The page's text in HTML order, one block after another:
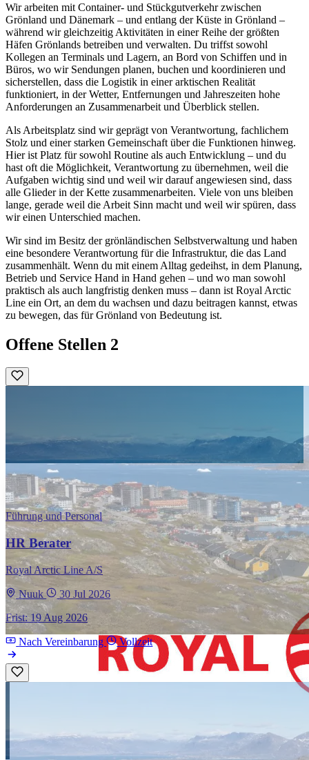
Wir arbeiten mit Container- und Stückgutverkehr zwischen
Grönland und Dänemark – und entlang der Küste in Grönland –
während wir gleichzeitig Aktivitäten in einer Reihe der größten
Häfen Grönlands betreiben und verwalten. Du triffst sowohl
Kollegen an Terminals und Lagern, an Bord von Schiffen und in
Büros, wo wir Sendungen planen, buchen und koordinieren und
sicherstellen, dass die Logistik in einer arktischen Realität
funktioniert, in der Wetter, Entfernungen und Jahreszeiten hohe
Anforderungen an Zusammenarbeit und Überblick stellen.
Als Arbeitsplatz sind wir geprägt von Verantwortung, fachlichem
Stolz und einer starken Gemeinschaft über die Funktionen hinweg.
Hier ist Platz für sowohl Routine als auch Entwicklung – und du
hast oft die Möglichkeit, Verantwortung zu übernehmen, weil die
Aufgaben wichtig sind und weil wir darauf angewiesen sind, dass
alle Glieder in der Kette zusammenarbeiten. Viele von uns bleiben
lange, gerade weil die Arbeit Sinn macht und weil wir spüren, dass
wir einen Unterschied machen.
Wir sind im Besitz der grönländischen Selbstverwaltung und haben
eine besondere Verantwortung für die Infrastruktur, die das Land
zusammenhält. Wenn du mit einem Alltag gedeihst, in dem Planung,
Betrieb und Service Hand in Hand gehen – und wo man sowohl
praktisch als auch langfristig denken muss – dann ist Royal Arctic
Line ein Ort, an dem du wachsen und dazu beitragen kannst, etwas
zu bewegen, das für Grönland von Bedeutung ist.
Offene Stellen 2
Führung und Personal
HR Berater
Royal Arctic Line A/S
Nuuk
30 Jul 2026
Frist: 19 Aug 2026
Nach Vereinbarung Vollzeit